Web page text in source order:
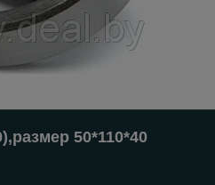
50*110*40